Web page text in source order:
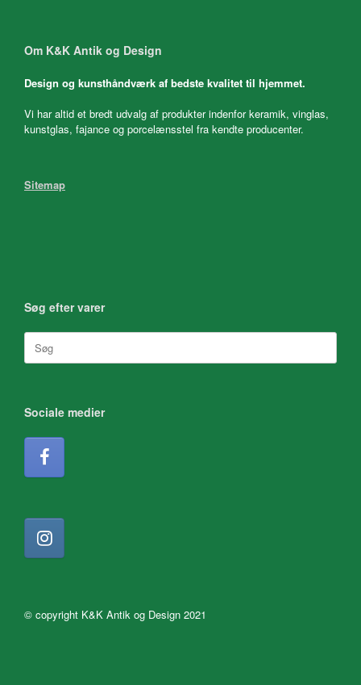
Om K&K Antik og Design
Design og kunsthåndværk af bedste kvalitet til hjemmet.
Vi har altid et bredt udvalg af produkter indenfor keramik, vinglas,
kunstglas, fajance og porcelænsstel fra kendte producenter.
Sitemap
Søg efter varer
efter:
Sociale medier
© copyright K&K Antik og Design 2021